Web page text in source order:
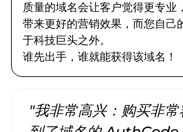
质量的域名会让客户觉得更专业
带来更好的营销效果，而您自己
于科技巨头之外。
谁先出手，谁就能获得该域名！
"我非常高兴：购买非